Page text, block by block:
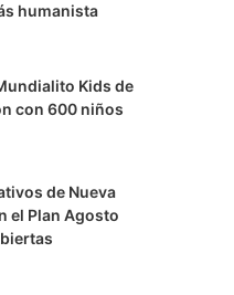
humanista
Kids de
con 600 niños
de Nueva
el Plan Agosto